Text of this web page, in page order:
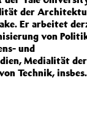
der
Er arbeitet
von
und
Medialität der
Technik, insbes.